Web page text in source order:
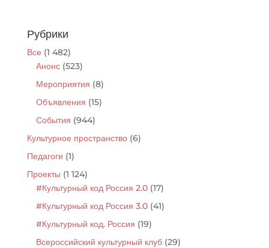
Рубрики
Все (1 482)
Анонс(523)
Мероприятия (8)
Объявления (15)
События (944)
Культурное пространство(6)
Педагоги (1)
Проекты (1 124)
#Культурный код Россия 2.0(17)
#Культурный код Россия 3.0(41)
#Культурный код. Россия (19)
Всероссийский культурный клуб(29)